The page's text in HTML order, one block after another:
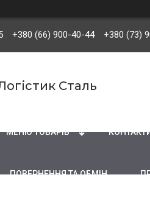
+380 (66) 900-40-44 +380 (73)
Сталь
МЕНЮ ТОВАРІВ
ПОВЕРНЕННЯ ТА ОБМІН